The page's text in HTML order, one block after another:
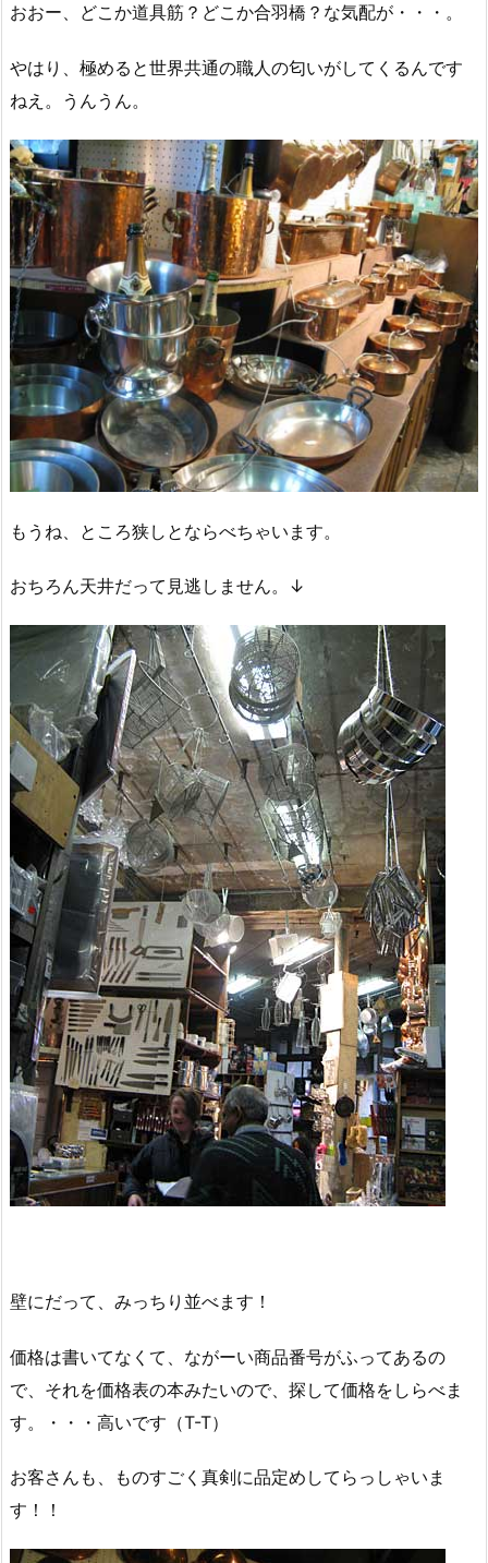
おおー、どこか道具筋？どこか合羽橋？な気配が・・・。
やはり、極めると世界共通の職人の匂いがしてくるんです
ねえ。うんうん。
もうね、ところ狭しとならべちゃいます。
おちろん天井だって見逃しません。↓
壁にだって、みっちり並べます！
価格は書いてなくて、ながーい商品番号がふってあるの
で、それを価格表の本みたいので、探して価格をしらべま
す。・・・高いです（T-T）
お客さんも、ものすごく真剣に品定めしてらっしゃいま
す！！